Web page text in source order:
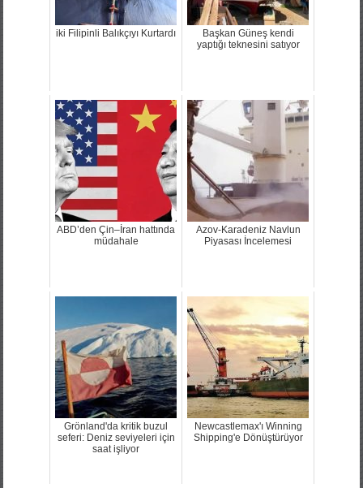
iki Filipinli Balıkçıyı Kurtardı
Başkan Güneş kendi
yaptığı teknesini satıyor
ABD’den Çin–İran hattında
müdahale
Azov-Karadeniz Navlun
Piyasası İncelemesi
Grönland'da kritik buzul
seferi: Deniz seviyeleri için
saat işliyor
Newcastlemax'ı Winning
Shipping'e Dönüştürüyor